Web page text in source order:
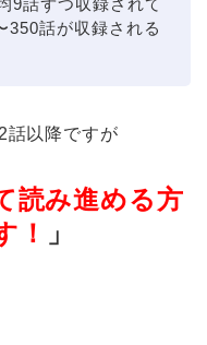
9話ずつ収録されて
350話が収録される
話以降ですが
読み進める方
！
」